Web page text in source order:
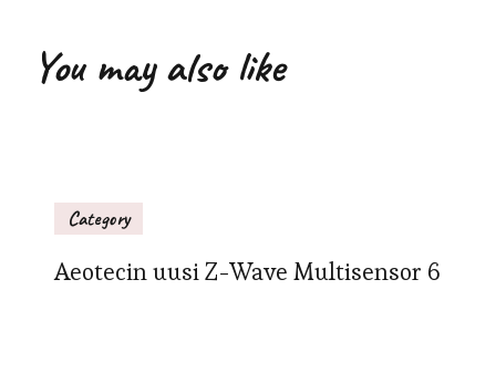
You may also like
Category
Aeotecin uusi Z-Wave Multisensor 6